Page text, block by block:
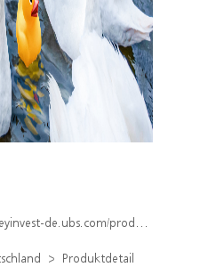
produkt/detail/index/isin/DE000WA5JDA5
Produktdetail